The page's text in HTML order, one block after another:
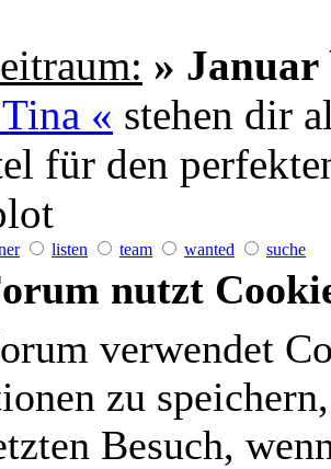
» Januar
« stehen dir
für den
listen team wanted suche
nutzt
verwendet
zu
Besuch,